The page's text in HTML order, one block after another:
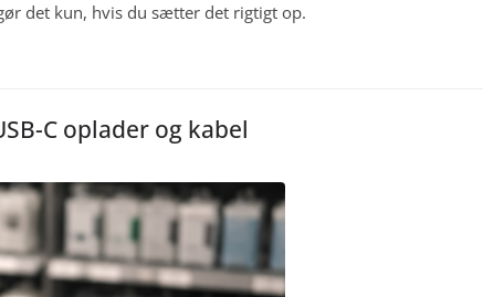
det kun, hvis du sætter det rigtigt op.
C oplader og kabel